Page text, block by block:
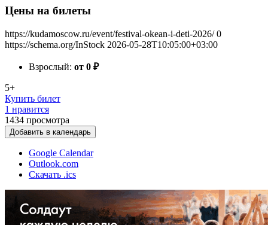
Цены на билеты
https://kudamoscow.ru/event/festival-okean-i-deti-2026/ 0
https://schema.org/InStock 2026-05-28T10:05:00+03:00
Взрослый: от 0 ₽
5+
Купить билет
1 нравится
1434 просмотра
Добавить в календарь
Google Calendar
Outlook.com
Скачать .ics